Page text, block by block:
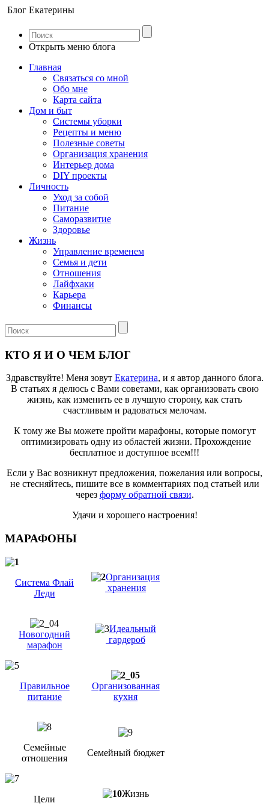
Блог Екатерины
Открыть меню блога
Главная
Связаться со мной
Обо мне
Карта сайта
Дом и быт
Системы уборки
Рецепты и меню
Полезные советы
Организация хранения
Интерьер дома
DIY проекты
Личность
Уход за собой
Питание
Саморазвитие
Здоровье
Жизнь
Управление временем
Семья и дети
Отношения
Лайфхаки
Карьера
Финансы
КТО Я И О ЧЕМ БЛОГ
Здравствуйте! Меня зовут Екатерина, и я автор данного блога.
В статьях я делюсь с Вами советами, как организовать свою
жизнь, как изменить ее в лучшую сторону, как стать
счастливым и радоваться мелочам.
К тому же Вы можете пройти марафоны, которые помогут
оптимизировать одну из областей жизни. Прохождение
бесплатное и доступное всем!!!
Если у Вас возникнут предложения, пожелания или вопросы,
не стесняйтесь, пишите все в комментариях под статьей или
через форму обратной связи.
Удачи и хорошего настроения!
МАРАФОНЫ
Система Флай
Леди
Организация
хранения
Новогодний
марафон
Идеальный
гардероб
Правильное
питание
Организованная
кухня
Семейные
отношения
Семейный бюджет
Цели
Жизнь